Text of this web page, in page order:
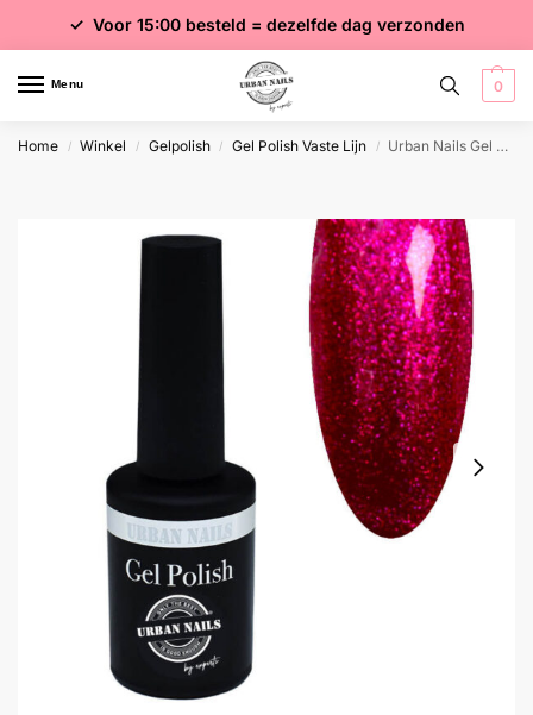
✓ Gratis verzending vanaf €75 excl. btw
✓ Voor 15:00 besteld = dezelfde dag verzonden
✓ Meer dan 4000 producten
Menu 0
Home / Winkel / Gelpolish / Gel Polish Vaste Lijn / Urban Nails Gel Polish GP141 Fuchsia Glitter